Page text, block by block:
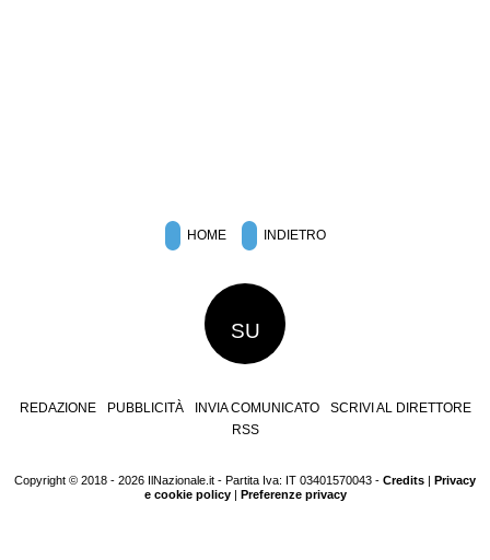
HOME INDIETRO
SU
REDAZIONE PUBBLICITÀ INVIA COMUNICATO
SCRIVI AL DIRETTORE
RSS
Copyright © 2018 - 2026 IlNazionale.it - Partita Iva: IT 03401570043 - Credits | Privacy
e cookie policy| Preferenze privacy